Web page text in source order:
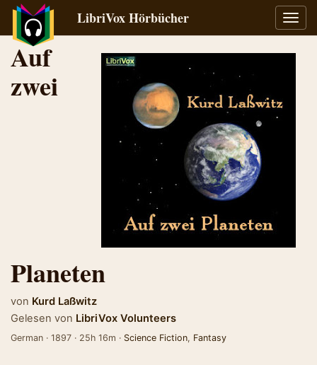
LibriVox Hörbücher
Auf
zwei
Planeten
von Kurd Laßwitz
Gelesen von LibriVox Volunteers
German · 1897 · 25h 16m · Science Fiction, Fantasy